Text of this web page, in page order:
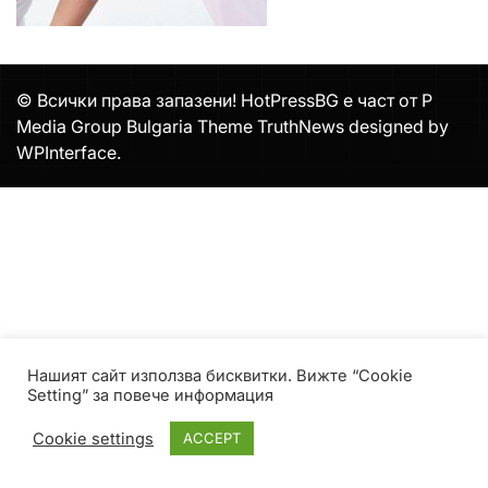
© Всички права запазени! HotPressBG е част от P
Media Group Bulgaria Theme TruthNews designed by
WPInterface.
Нашият сайт използва бисквитки. Вижте “Cookie
Setting” за повече информация
Cookie settings ACCEPT